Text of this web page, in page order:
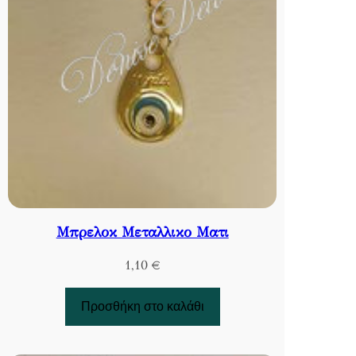
Μπρελοκ Μεταλλικο Ματι
1,10 €
Προσθήκη στο καλάθι